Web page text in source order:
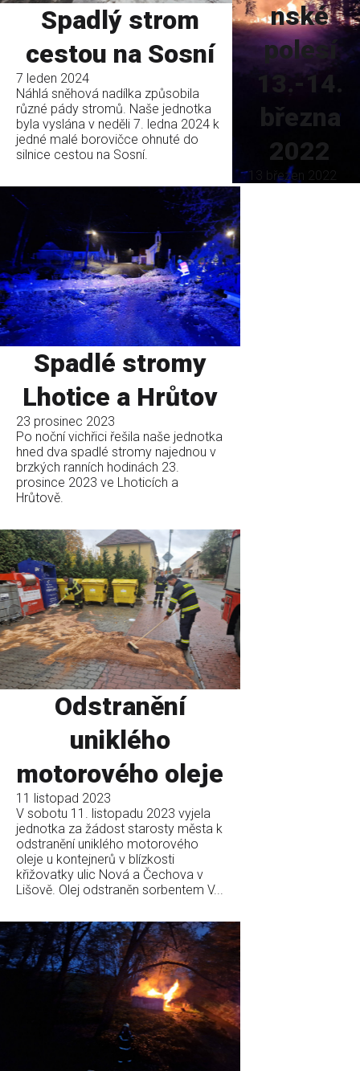
Spadlý strom
cestou na Sosní
7 leden 2024
Náhlá sněhová nadílka způsobila
různé pády stromů. Naše jednotka
byla vyslána v neděli 7. ledna 2024 k
jedné malé borovičce ohnuté do
silnice cestou na Sosní.
Spadlé stromy
Lhotice a Hrůtov
23 prosinec 2023
Po noční vichřici řešila naše jednotka
hned dva spadlé stromy najednou v
brzkých ranních hodinách 23.
prosince 2023 ve Lhoticích a
Hrůtově.
Odstranění
uniklého
motorového oleje
11 listopad 2023
V sobotu 11. listopadu 2023 vyjela
jednotka za žádost starosty města k
odstranění uniklého motorového
oleje u kontejnerů v blízkosti
křižovatky ulic Nová a Čechova v
Lišově. Olej odstraněn sorbentem V...
nské
polesí
13.-14.
března
2022
13 březen 2022